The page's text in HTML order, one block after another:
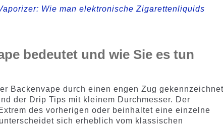
Wie man elektronische Zigarettenliquids
bedeutet und wie Sie es tun
Backenvape durch einen engen Zug
der Drip Tips mit kleinem Durchmesser. Der
des vorherigen oder beinhaltet eine einzelne
sich erheblich vom klassischen